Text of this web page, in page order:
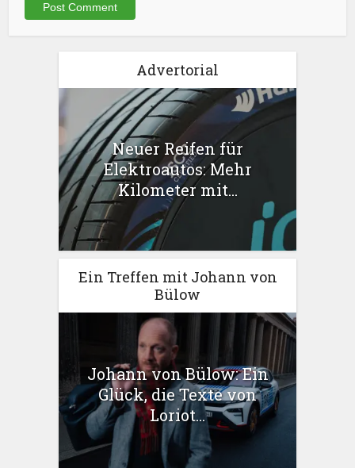
Advertorial
Neuer Reifen für
Elektroautos: Mehr
Kilometer mit...
Ein Treffen mit Johann von
Bülow
Johann von Bülow: Ein
Glück, die Texte von
Loriot...